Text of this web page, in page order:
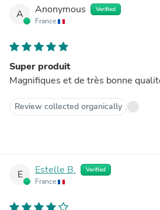
A Anonymous Verified
France
Super produit
Magnifiques et de très bonne
Review collected organically
E Estelle B. Verified
France